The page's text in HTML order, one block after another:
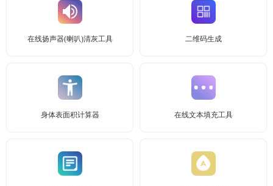
在线扬声器(喇叭)清灰工具 二维码生成
身体表面积计算器 在线文本填充工具